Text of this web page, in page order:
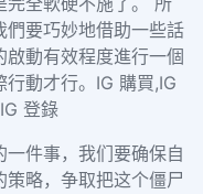
們要巧妙地借助一些話
動有效程度進行一個
動才行。IG 購買,IG
登錄
件事，我们要确保自
略，争取把这个僵尸